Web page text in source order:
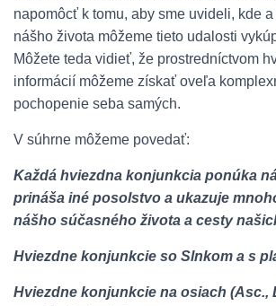
napomôcť k tomu, aby sme uvideli, kde
nášho života môžeme tieto udalosti
Môžete teda vidieť, že prostredníctvom
informácií môžeme získať oveľa
pochopenie seba samých.
V súhrne môžeme povedať:
Každá hviezdna konjunkcia ponúka
prináša iné posolstvo a ukazuje
nášho súčasného života a cesty
Hviezdne konjunkcie so Slnkom a s
Hviezdne konjunkcie na osiach (Asc.,